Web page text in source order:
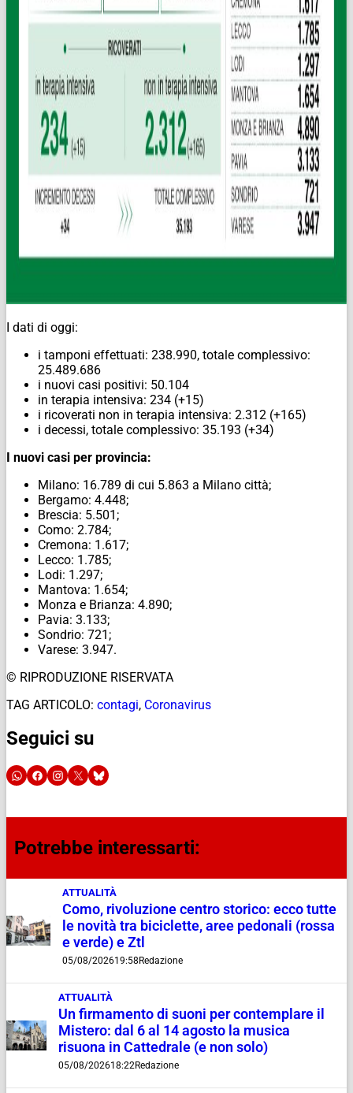
I dati di oggi:
i tamponi effettuati: 238.990, totale complessivo:
25.489.686
i nuovi casi positivi: 50.104
in terapia intensiva: 234 (+15)
i ricoverati non in terapia intensiva: 2.312 (+165)
i decessi, totale complessivo: 35.193 (+34)
I nuovi casi per provincia:
Milano: 16.789 di cui 5.863 a Milano città;
Bergamo: 4.448;
Brescia: 5.501;
Como: 2.784;
Cremona: 1.617;
Lecco: 1.785;
Lodi: 1.297;
Mantova: 1.654;
Monza e Brianza: 4.890;
Pavia: 3.133;
Sondrio: 721;
Varese: 3.947.
© RIPRODUZIONE RISERVATA
TAG ARTICOLO: contagi, Coronavirus
Seguici su
Potrebbe interessarti:
ATTUALITÀ
Como, rivoluzione centro storico: ecco tutte
le novità tra biciclette, aree pedonali (rossa
e verde) e Ztl
05/08/202619:58 Redazione
ATTUALITÀ
Un firmamento di suoni per contemplare il
Mistero: dal 6 al 14 agosto la musica
risuona in Cattedrale (e non solo)
05/08/202618:22Redazione